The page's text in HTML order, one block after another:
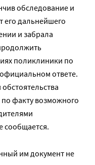
обследование и
его дальнейшего
и забрала
поликлиники по
официальном ответе.
факту возможного
сообщается.
им документ не